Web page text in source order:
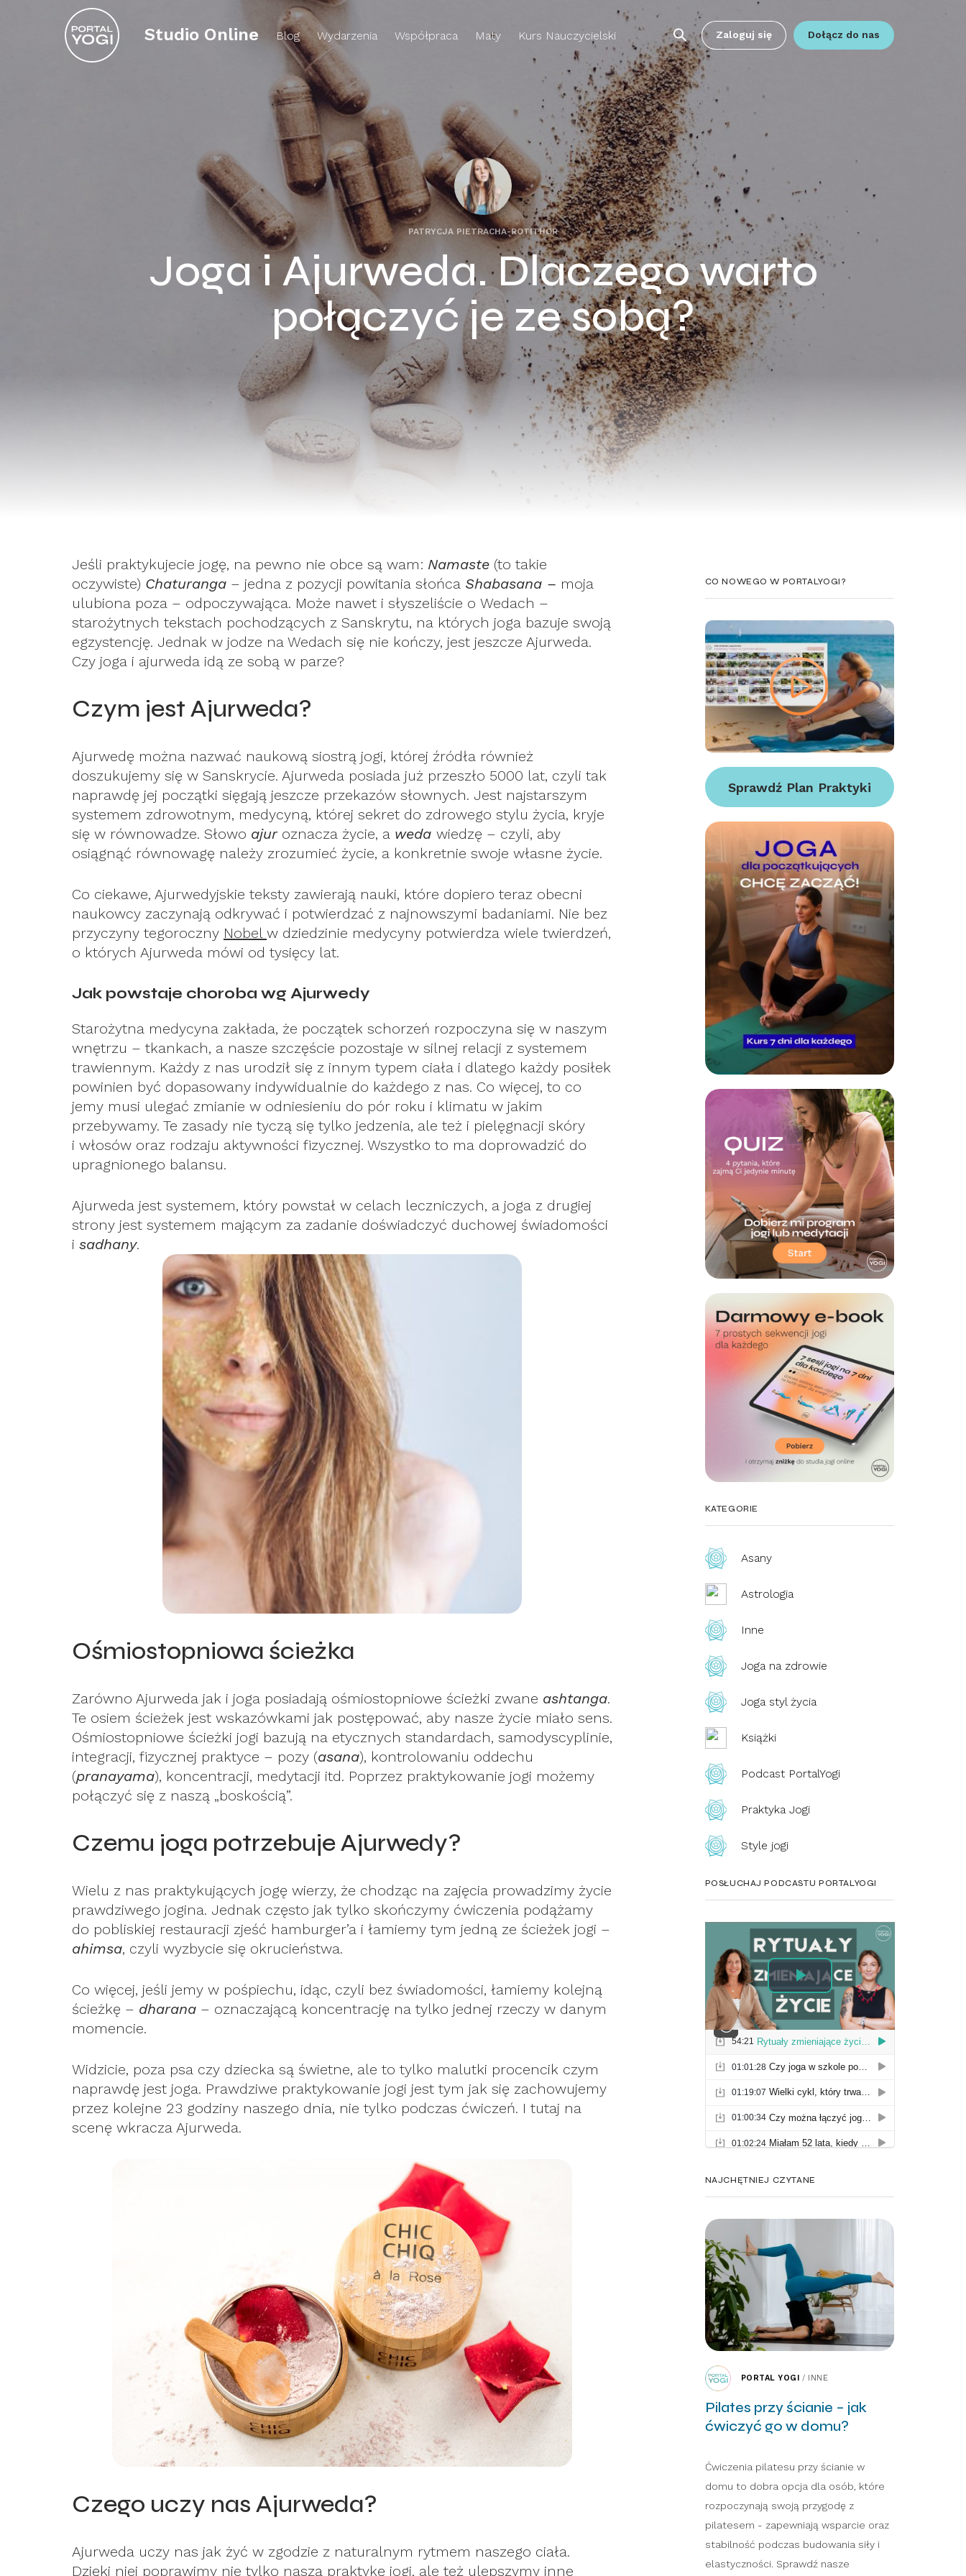
Studio Online Blog Wydarzenia Współpraca Maty Kurs Nauczycielski Zaloguj się Dołącz do nas
PATRYCJA PIETRACHA-ROTITHOR
Joga i Ajurweda. Dlaczego warto
połączyć je ze sobą?
Jeśli praktykujecie jogę, na pewno nie obce są wam: Namaste (to takie
oczywiste) Chaturanga – jedna z pozycji powitania słońca Shabasana – moja
ulubiona poza – odpoczywająca. Może nawet i słyszeliście o Wedach –
starożytnych tekstach pochodzących z Sanskrytu, na których joga bazuje swoją
egzystencję. Jednak w jodze na Wedach się nie kończy, jest jeszcze Ajurweda.
Czy joga i ajurweda idą ze sobą w parze?
Czym jest Ajurweda?
Ajurwedę można nazwać naukową siostrą jogi, której źródła również
doszukujemy się w Sanskrycie. Ajurweda posiada już przeszło 5000 lat, czyli tak
naprawdę jej początki sięgają jeszcze przekazów słownych. Jest najstarszym
systemem zdrowotnym, medycyną, której sekret do zdrowego stylu życia, kryje
się w równowadze. Słowo ajuroznacza życie, a weda wiedzę – czyli, aby
osiągnąć równowagę należy zrozumieć życie, a konkretnie swoje własne życie.
Co ciekawe, Ajurwedyjskie teksty zawierają nauki, które dopiero teraz obecni
naukowcy zaczynają odkrywać i potwierdzać z najnowszymi badaniami. Nie bez
przyczyny tegoroczny Nobel w dziedzinie medycyny potwierdza wiele twierdzeń,
o których Ajurweda mówi od tysięcy lat.
Jak powstaje choroba wg Ajurwedy
Starożytna medycyna zakłada, że początek schorzeń rozpoczyna się w naszym
wnętrzu – tkankach, a nasze szczęście pozostaje w silnej relacji z systemem
trawiennym. Każdy z nas urodził się z innym typem ciała i dlatego każdy posiłek
powinien być dopasowany indywidualnie do każdego z nas. Co więcej, to co
jemy musi ulegać zmianie w odniesieniu do pór roku i klimatu w jakim
przebywamy. Te zasady nie tyczą się tylko jedzenia, ale też i pielęgnacji skóry
i włosów oraz rodzaju aktywności fizycznej. Wszystko to ma doprowadzić do
upragnionego balansu.
Ajurweda jest systemem, który powstał w celach leczniczych, a joga z drugiej
strony jest systemem mającym za zadanie doświadczyć duchowej świadomości
i sadhany.
Ośmiostopniowa ścieżka
Zarówno Ajurweda jak i joga posiadają ośmiostopniowe ścieżki zwane ashtanga.
Te osiem ścieżek jest wskazówkami jak postępować, aby nasze życie miało sens.
Ośmiostopniowe ścieżki jogi bazują na etycznych standardach, samodyscyplinie,
integracji, fizycznej praktyce – pozy (asana), kontrolowaniu oddechu
(pranayama), koncentracji, medytacji itd. Poprzez praktykowanie jogi możemy
połączyć się z naszą „boskością”.
Czemu joga potrzebuje Ajurwedy?
Wielu z nas praktykujących jogę wierzy, że chodząc na zajęcia prowadzimy życie
prawdziwego jogina. Jednak często jak tylko skończymy ćwiczenia podążamy
do pobliskiej restauracji zjeść hamburger’a i łamiemy tym jedną ze ścieżek jogi –
ahimsa, czyli wyzbycie się okrucieństwa.
Co więcej, jeśli jemy w pośpiechu, idąc, czyli bez świadomości, łamiemy kolejną
ścieżkę – dharana – oznaczającą koncentrację na tylko jednej rzeczy w danym
momencie.
Widzicie, poza psa czy dziecka są świetne, ale to tylko malutki procencik czym
naprawdę jest joga. Prawdziwe praktykowanie jogi jest tym jak się zachowujemy
przez kolejne 23 godziny naszego dnia, nie tylko podczas ćwiczeń. I tutaj na
scenę wkracza Ajurweda.
Czego uczy nas Ajurweda?
Ajurweda uczy nas jak żyć w zgodzie z naturalnym rytmem naszego ciała.
Dzięki niej poprawimy nie tylko naszą praktykę jogi, ale też ulepszymy inne
CO NOWEGO W PORTALYOGI?
Sprawdź Plan Praktyki
KATEGORIE
Asany
Astrologia
Inne
Joga na zdrowie
Joga styl życia
Książki
Podcast PortalYogi
Praktyka Jogi
Style jogi
POSŁUCHAJ PODCASTU PORTALYOGI
NAJCHĘTNIEJ CZYTANE
PORTAL YOGI / INNE
Pilates przy ścianie – jak
ćwiczyć go w domu?
Ćwiczenia pilatesu przy ścianie w
domu to dobra opcja dla osób, które
rozpoczynają swoją przygodę z
pilatesem - zapewniają wsparcie oraz
stabilność podczas budowania siły i
elastyczności. Sprawdź nasze